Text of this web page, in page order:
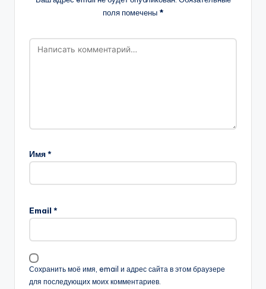
поля помечены *
Имя*
Email *
Сохранить моё имя, email и адрес сайта в этом браузере
для последующих моих комментариев.